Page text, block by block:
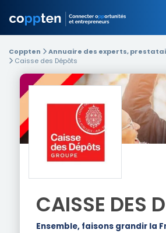
Coppten
Annuaire des experts,
Caisse des Dépôts
CAISSE DES
Ensemble, faisons grandir la